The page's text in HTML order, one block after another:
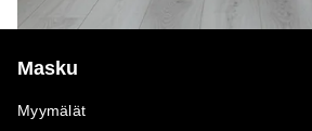
Masku
Myymälät